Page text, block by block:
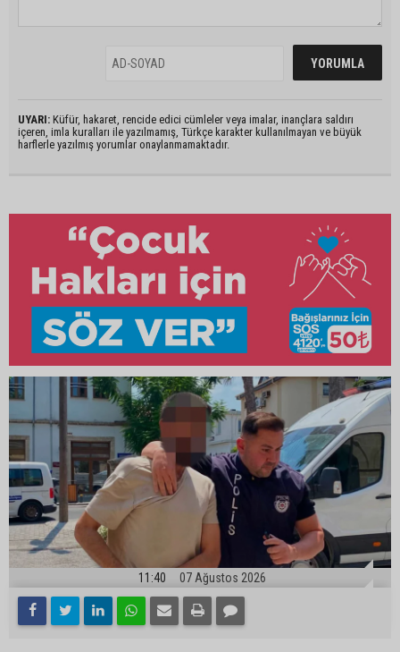
UYARI: Küfür, hakaret, rencide edici cümleler veya imalar, inançlara saldırı
içeren, imla kuralları ile yazılmamış, Türkçe karakter kullanılmayan ve büyük
harflerle yazılmış yorumlar onaylanmamaktadır.
11:40 07 Ağustos 2026